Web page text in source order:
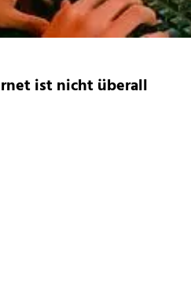
ist nicht überall